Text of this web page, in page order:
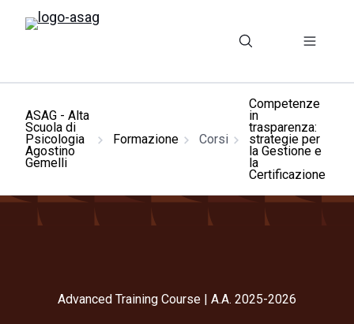
ASAG - Alta
Scuola di
Psicologia
Agostino
Gemelli
Formazione Corsi
Competenze
in
trasparenza:
strategie per
la Gestione e
la
Certificazione
Advanced Training Course | A.A. 2025-2026